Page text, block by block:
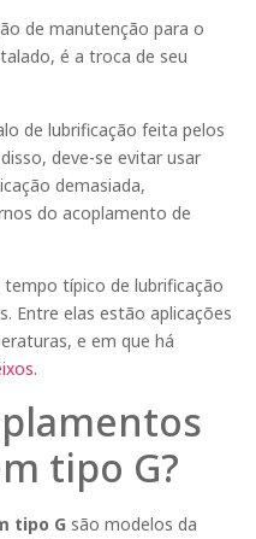
de manutenção para o
é a troca de seu
de lubrificação feita pelos
deve-se evitar usar
demasiada,
do acoplamento de
típico de lubrificação
Entre elas estão aplicações
e em que há
.
tipo G?
tipo G são modelos da